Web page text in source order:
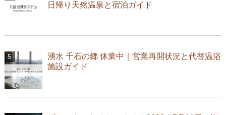
日帰り天然温泉と宿泊ガイド
湧水 千石の郷 休業中｜営業再開状況と代替温浴
施設ガイド